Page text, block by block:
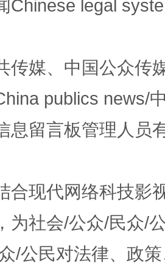
“隐身衣” 如何以
Chinese legal
传媒、中国公众传
publics news/
息留言板管理人员
合现代网络科技影
为社会/公众/民众/
/公民对法律、政